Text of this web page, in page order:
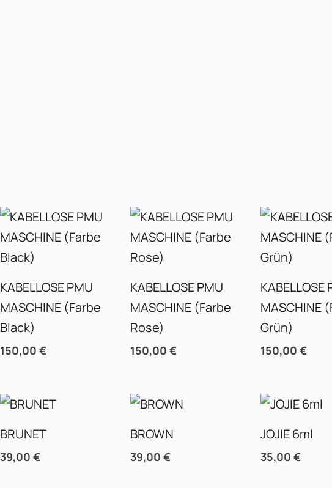
KABELLOSE PMU
MASCHINE (Farbe
Black)
150,00 €
KABELLOSE PMU
MASCHINE (Farbe
Rose)
150,00€
KABELLOSE
MASCHINE
Grün)
150,00€
BRUNET
39,00 €
BROWN
39,00€
JOJIE 6ml
35,00€